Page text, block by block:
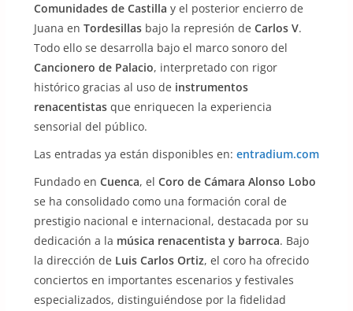
Comunidades de Castilla y el posterior encierro de
Juana en Tordesillasbajo la represión de Carlos V.
Todo ello se desarrolla bajo el marco sonoro del
Cancionero de Palacio, interpretado con rigor
histórico gracias al uso de instrumentos
renacentistasque enriquecen la experiencia
sensorial del público.
Las entradas ya están disponibles en: entradium.com
Fundado en Cuenca, el Coro de Cámara Alonso Lobo
se ha consolidado como una formación coral de
prestigio nacional e internacional, destacada por su
dedicación a la música renacentista y barroca. Bajo
la dirección de Luis Carlos Ortiz, el coro ha ofrecido
conciertos en importantes escenarios y festivales
especializados, distinguiéndose por la fidelidad